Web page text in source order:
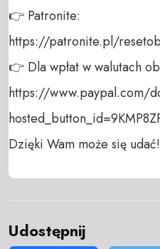
👉 Patronite:
https://patronite.pl/
👉 Dla wpłat w walutach
https://www.paypal.com/
Dzięki Wam może się udać!
Udostępnij